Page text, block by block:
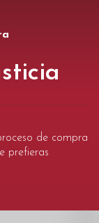
de compra
prefieras